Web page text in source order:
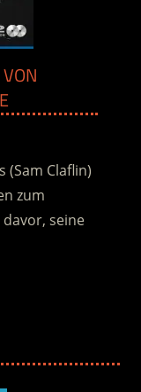
(Sam Claflin)
zum
seine